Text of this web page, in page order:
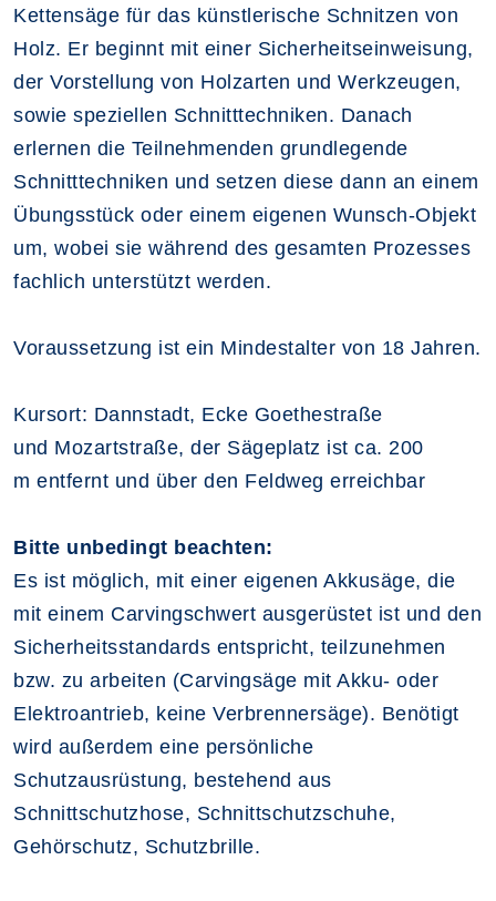
Kettensäge für das künstlerische Schnitzen von
Holz. Er beginnt mit einer Sicherheitseinweisung,
der Vorstellung von Holzarten und Werkzeugen,
sowie speziellen Schnitttechniken. Danach
erlernen die Teilnehmenden grundlegende
Schnitttechniken und setzen diese dann an einem
Übungsstück oder einem eigenen Wunsch-Objekt
um, wobei sie während des gesamten Prozesses
fachlich unterstützt werden.
Voraussetzung ist ein Mindestalter von 18 Jahren.
Kursort: Dannstadt, Ecke Goethestraße
und Mozartstraße, der Sägeplatz ist ca. 200
m entfernt und über den Feldweg erreichbar
Bitte unbedingt beachten:
Es ist möglich, mit einer eigenen Akkusäge, die
mit einem Carvingschwert ausgerüstet ist und den
Sicherheitsstandards entspricht, teilzunehmen
bzw. zu arbeiten (Carvingsäge mit Akku- oder
Elektroantrieb, keine Verbrennersäge). Benötigt
wird außerdem eine persönliche
Schutzausrüstung, bestehend aus
Schnittschutzhose, Schnittschutzschuhe,
Gehörschutz, Schutzbrille.